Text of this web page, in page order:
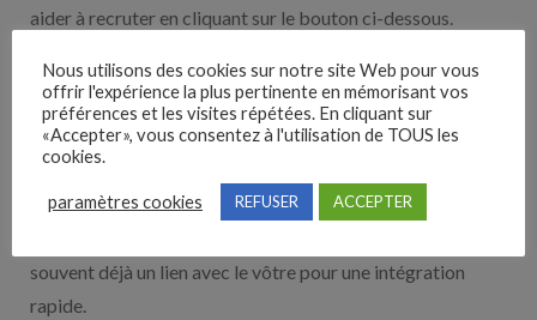
aider à recruter en cliquant sur le bouton ci-dessous.
Nos solutions entreprises
Découvrez nos partenaires ! Moteurs de recherches,
multidiffuseurs, sites payant… nombreux sont nos
souvent déjà un lien avec le vôtre pour une intégration
rapide.
Nous utilisons des cookies sur notre site Web pour vous
offrir l'expérience la plus pertinente en mémorisant vos
préférences et les visites répétées. En cliquant sur
«Accepter», vous consentez à l'utilisation de TOUS les
cookies.
paramètres cookies REFUSER ACCEPTER